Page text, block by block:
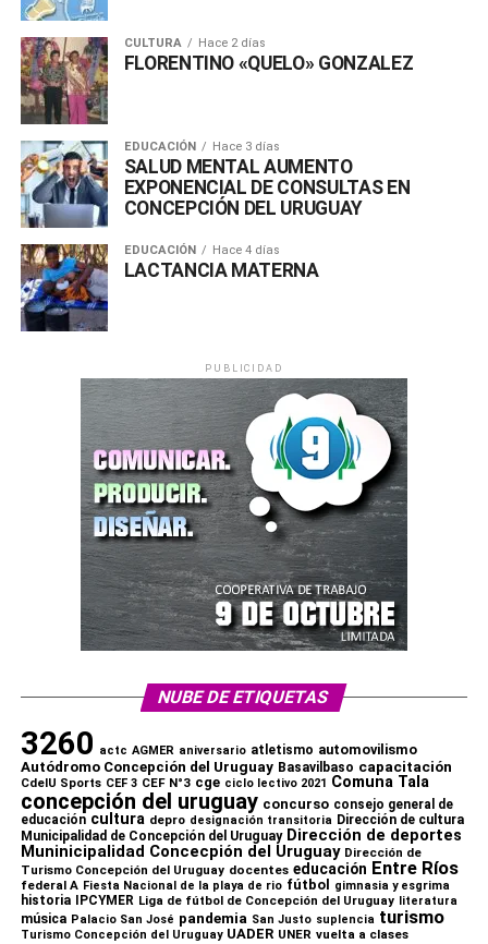
La ciudad se prepara todos los años para la fiesta
Nacional de la Colonización con la siguiente
programación artística:
Comparte esto:
X Facebook WhatsApp Imprimir
CULTURA Hace 2 días
FLORENTINO «QUELO» GONZALEZ
EDUCACIÓN Hace 3 días
SALUD MENTAL AUMENTO
EXPONENCIAL DE CONSULTAS EN
CONCEPCIÓN DEL URUGUAY
EDUCACIÓN Hace 4 días
LACTANCIA MATERNA
PUBLICIDAD
NUBE DE ETIQUETAS
3260 actc AGMER aniversario atletismo automovilismo
Autódromo Concepción del Uruguay Basavilbaso capacitación
CdelU Sports CEF 3 CEF N°3 cge ciclo lectivo 2021 Comuna Tala
concepción del uruguay concurso consejo general de
educación cultura depro designación transitoria Dirección de cultura
Municipalidad de Concepción del Uruguay Dirección de deportes
Muninicipalidad Concecpión del Uruguay Dirección de
Turismo Concepción del Uruguay docentes educación Entre Ríos
federal A Fiesta Nacional de la playa de rio fútbol gimnasia y esgrima
historia IPCYMER Liga de fútbol de Concepción del Uruguay literatura
música Palacio San José pandemia San Justo suplencia turismo
Turismo Concepción del Uruguay UADER UNER vuelta a clases